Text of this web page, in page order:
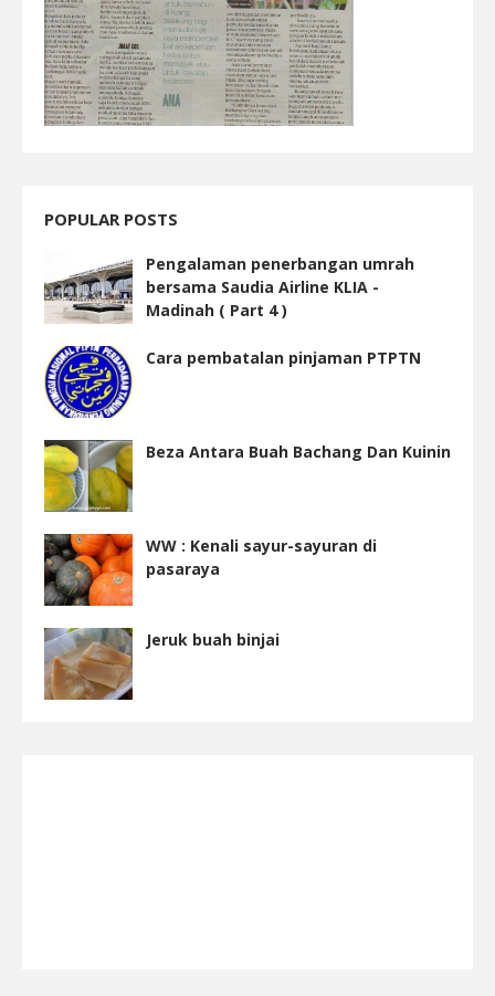
POPULAR POSTS
Pengalaman penerbangan umrah
bersama Saudia Airline KLIA -
Madinah ( Part 4 )
Cara pembatalan pinjaman PTPTN
Beza Antara Buah Bachang Dan Kuinin
WW : Kenali sayur-sayuran di
pasaraya
Jeruk buah binjai